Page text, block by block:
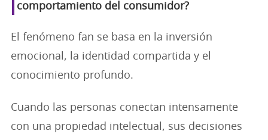
comportamiento del consumidor?
El fenómeno fan se basa en la inversión
emocional, la identidad compartida y el
conocimiento profundo.
Cuando las personas conectan intensamente
con una propiedad intelectual, sus decisiones